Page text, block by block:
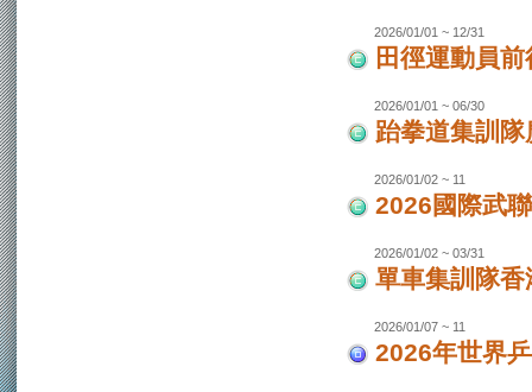
2026/01/01 ~ 12/31
田徑運動員
2026/01/01 ~ 06/30
跆拳道集訓
2026/01/02 ~ 11
2026國際武
2026/01/02 ~ 03/31
單車集訓隊
2026/01/07 ~ 11
2026年世界